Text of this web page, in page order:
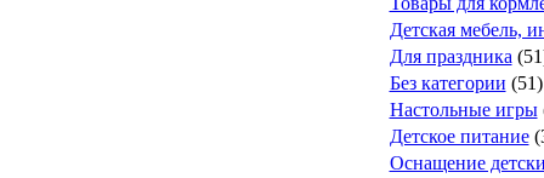
Детская мебель,
Для праздника
Без категории (51)
Настольные игры
Детское питание
Оснащение